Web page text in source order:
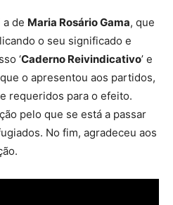
de Maria Rosário Gama, que
o seu significado e
‘Caderno Reivindicativo’ e
o apresentou aos partidos,
requeridos para o efeito.
pelo que se está a passar
No fim, agradeceu aos